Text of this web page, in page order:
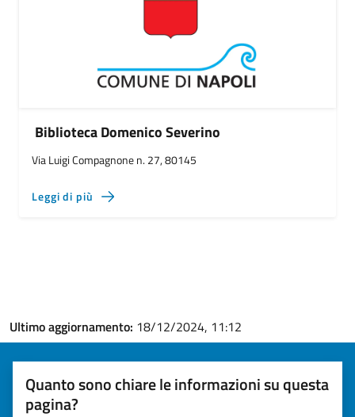
Biblioteca Domenico Severino
Via Luigi Compagnone n. 27, 80145
Leggi di più
Ultimo aggiornamento: 18/12/2024, 11:12
Quanto sono chiare le informazioni su questa
pagina?